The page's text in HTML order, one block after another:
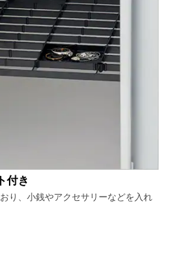
付き
り、小銭やアクセサリーなどを入れ